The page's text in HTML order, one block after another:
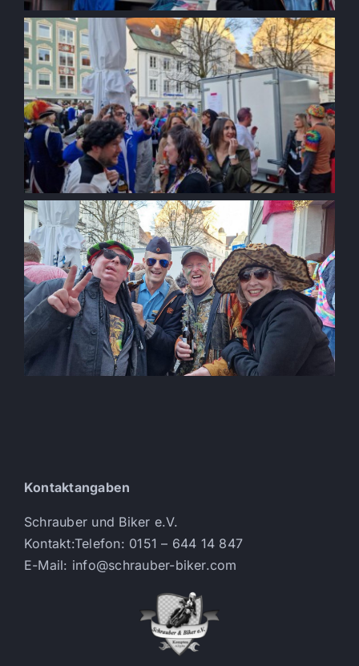
Kontaktangaben
Schrauber und Biker e.V.
Kontakt:Telefon: 0151 – 644 14 847
E-Mail: info@schrauber-biker.com